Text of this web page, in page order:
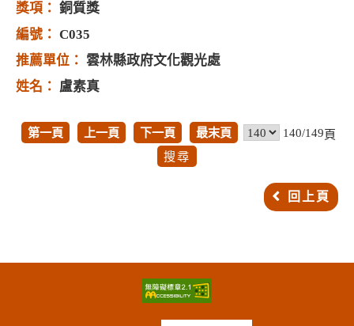
銅質獎
C035
雲林縣政府文化觀光處
盧素真
第一頁 上一頁 下一頁 最末頁 140/149頁
回上頁